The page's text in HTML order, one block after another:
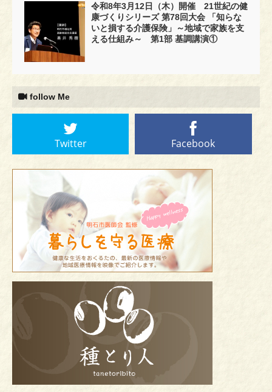
令和8年3月12日（木）開催 21世紀の健
康づくりシリーズ 第78回大会 「知らな
いと損する介護保険」～地域で家族を支
える仕組み～ 第1部 基調講演①
follow Me
Twitter Facebook